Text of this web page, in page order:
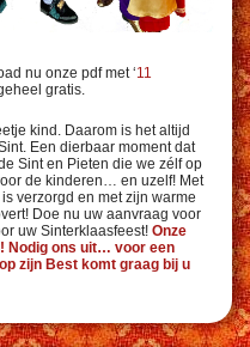
nu onze pdf met ‘11
gratis.
kind. Daarom is het altijd
Een dierbaar moment dat
Sint en Pieten die we zélf op
de kinderen… en uzelf! Met
verzorgd en met zijn warme
Doe nu uw aanvraag voor
uw Sinterklaasfeest! Onze
Nodig ons uit… voor een
zijn Best komt graag bij u